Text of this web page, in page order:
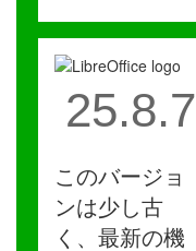
25.8.7
このバージョ
ンは少し古
く、最新の機